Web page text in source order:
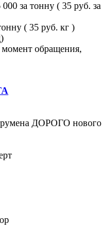
за тонну ( 35 руб. за
( 35 руб. кг )
обращения,
ДОРОГО нового